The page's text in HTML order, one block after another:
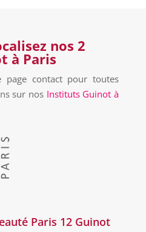
nos 2
à Paris
page contact pour toutes
sur nos Instituts Guinot à
Paris 12 Guinot